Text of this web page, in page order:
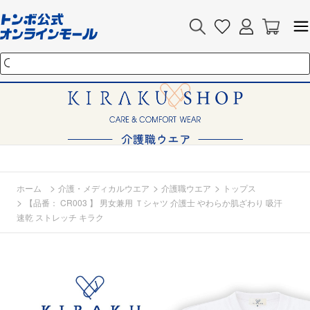
ホーム > 介護・メディカルウエア > 介護職ウエア > トップス
>
【品番： CR003 】 男女兼用 Ｔシャツ 介護士 やわらか肌ざわり 吸汗
速乾 ストレッチ キラク